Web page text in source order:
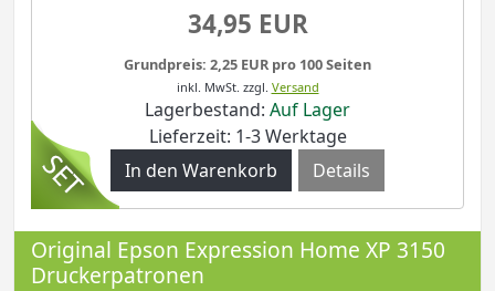
34,95 EUR
Grundpreis: 2,25 EUR pro 100 Seiten
inkl. MwSt. zzgl. Versand
Lagerbestand: Auf Lager
Lieferzeit: 1-3 Werktage
Details
Original Epson Expression Home XP 3150
Druckerpatronen